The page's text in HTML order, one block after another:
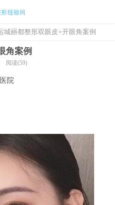
城丽都整形双眼皮+开眼角案例
角案例
阅读(59)
院